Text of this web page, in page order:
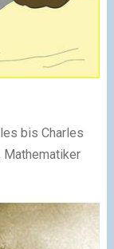
bis Charles
Mathematiker